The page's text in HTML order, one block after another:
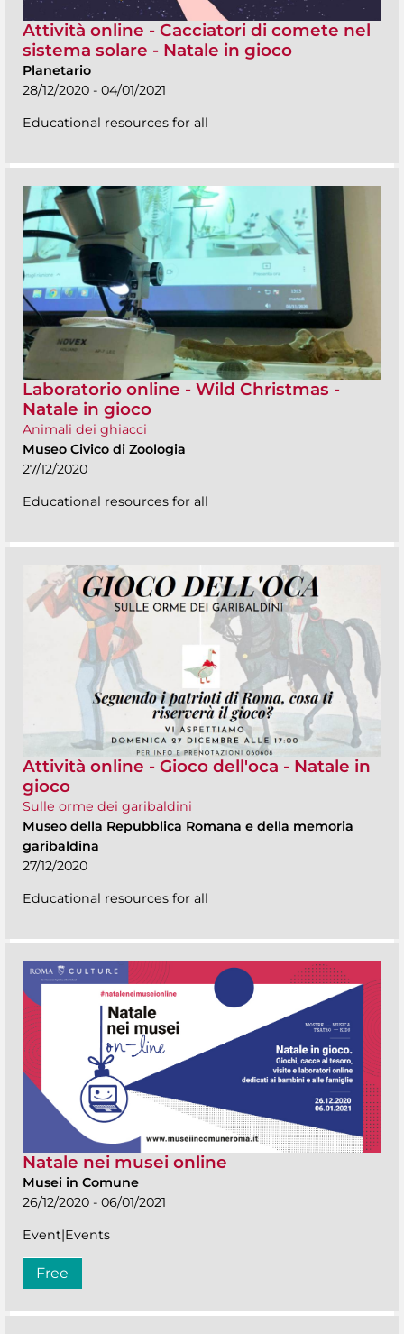
Attività online - Cacciatori di comete nel
sistema solare - Natale in gioco
Planetario
28/12/2020 - 04/01/2021
Educational resources for all
Laboratorio online - Wild Christmas -
Natale in gioco
Animali dei ghiacci
Museo Civico di Zoologia
27/12/2020
Educational resources for all
Attività online - Gioco dell'oca - Natale in
gioco
Sulle orme dei garibaldini
Museo della Repubblica Romana e della memoria
garibaldina
27/12/2020
Educational resources for all
Natale nei musei online
Musei in Comune
26/12/2020 - 06/01/2021
Event|Events
Free